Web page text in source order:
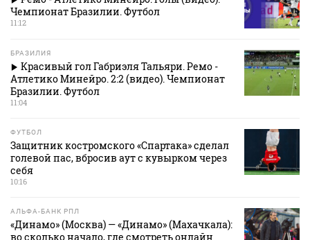
Чемпионат Бразилии. Футбол
11:12
БРАЗИЛИЯ
Красивый гол Габриэля Тальяри. Ремо -
Атлетико Минейро. 2:2 (видео). Чемпионат
Бразилии. Футбол
11:04
ФУТБОЛ
Защитник костромского «Спартака» сделал
голевой пас, вбросив аут с кувырком через
себя
10:16
АЛЬФА-БАНК РПЛ
«Динамо» (Москва) — «Динамо» (Махачкала):
во сколько начало, где смотреть онлайн